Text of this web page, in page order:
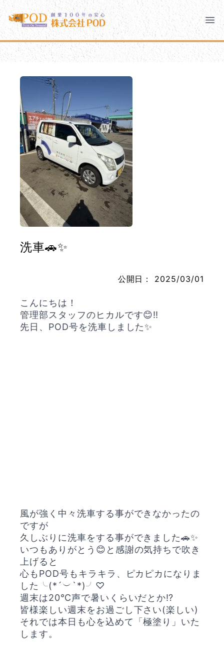
メインコンテンツにスキップ
株式会社ペイント・オン・デマンド
千葉の外壁塗装・屋根塗装なら創業100年の安心 ペイン
株式会社ペイント・オン・デマンド
モバイルメニュー
PODのまちづくり 安心の取り組み
ご相談と流れ
PODについて
洗車🚗✨
公開日： 2025/03/01
こんにちは！
管理部スタッフのヒカルです😊‼️
先日、POD号を洗車しました✨
風が強く中々洗車する事ができなかったの
ですが
久しぶりに洗車をする事ができました🚗✨
いつもありがとう😊と感謝の気持ちで吹き
上げると
心もPOD号もキラキラ、ピカピカになりま
した╰(*´︶`*)╯♡
週末は20℃声で暑いくらいだとか⁉️
皆様楽しい週末をお過ごし下さい(楽しい)
それでは本日も心を込めて「極塗り」いた
します。